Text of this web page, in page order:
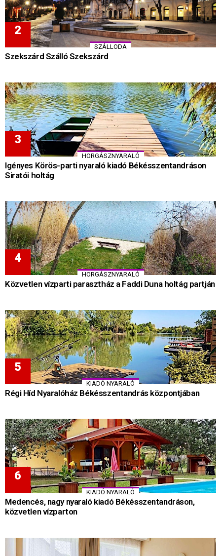
SZÁLLODA
Szekszárd Szálló Szekszárd
HORGÁSZNYARALÓ
Igényes Körös-parti nyaraló kiadó Békésszentandráson
Siratói holtág
HORGÁSZNYARALÓ
Közvetlen vízparti parasztház a Faddi Duna holtág partján
KIADÓ NYARALÓ
Régi Híd Nyaralóház Békésszentandrás központjában
KIADÓ NYARALÓ
Medencés, nagy nyaraló kiadó Békésszentandráson,
közvetlen vízparton